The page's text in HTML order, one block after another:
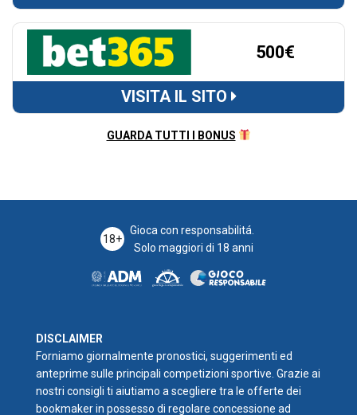
500€
VISITA IL SITO
GUARDA TUTTI I BONUS
18+
Gioca con responsabilitá.
Solo maggiori di 18 anni
DISCLAIMER
Forniamo giornalmente pronostici, suggerimenti ed
anteprime sulle principali competizioni sportive. Grazie ai
nostri consigli ti aiutiamo a scegliere tra le offerte dei
bookmaker in possesso di regolare concessione ad